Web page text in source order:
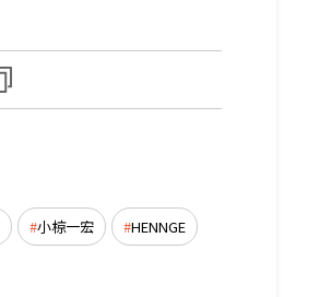
小椋一宏 HENNGE